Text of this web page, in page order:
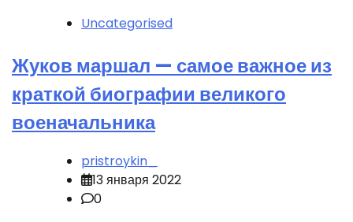
Uncategorised
Жуков маршал — самое важное из
краткой биографии великого
военачальника
pristroykin_
13 января 2022
0